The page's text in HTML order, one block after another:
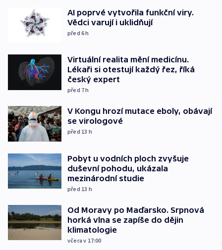
AI poprvé vytvořila funkční viry.
Vědci varují i uklidňují
před 6h
Virtuální realita mění medicínu.
Lékaři si otestují každý řez, říká
český expert
před 7h
V Kongu hrozí mutace eboly, obávají
se virologové
před 13 h
Pobyt u vodních ploch zvyšuje
duševní pohodu, ukázala
mezinárodní studie
před 13 h
Od Moravy po Maďarsko. Srpnová
horká vlna se zapíše do dějin
klimatologie
včera v 17:00